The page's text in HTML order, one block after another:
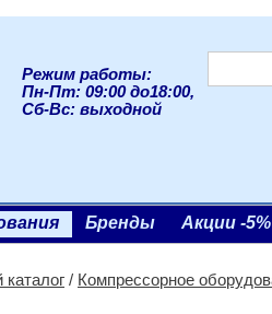
Режим работы:
Пн-Пт: 09:00 до18:00,
Сб-Вс: выходной
Бренды Акции -
/ Компрессорное